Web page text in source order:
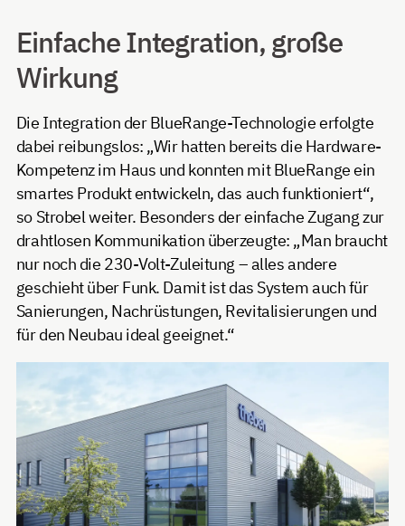
Einfache Integration, große
Wirkung
Die Integration der BlueRange-Technologie erfolgte
dabei reibungslos: „Wir hatten bereits die Hardware-
Kompetenz im Haus und konnten mit BlueRange ein
smartes Produkt entwickeln, das auch funktioniert“,
so Strobel weiter. Besonders der einfache Zugang zur
drahtlosen Kommunikation überzeugte: „Man braucht
nur noch die 230-Volt-Zuleitung – alles andere
geschieht über Funk. Damit ist das System auch für
Sanierungen, Nachrüstungen, Revitalisierungen und
für den Neubau ideal geeignet.“